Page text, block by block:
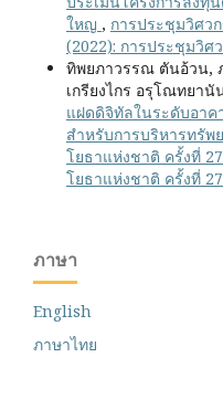
ใหญ , การประชุมวิศว
(2022): การประชุมวิศ
ทิพยภาวรรณ ตันอ้วน,
เกรียงไกร อรุโณทยา
แฝดดิจิทัลในระดับอาค
สำหรับการบริหารทรัพ
โยธาแห่งชาติ ครั้งที่
โยธาแห่งชาติ ครั้งที่ 27
ภาษา
English
ภาษาไทย